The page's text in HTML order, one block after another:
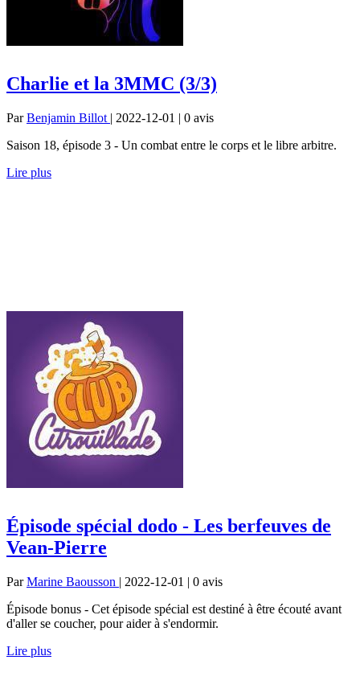
Charlie et la 3MMC (3/3)
ParBenjamin Billot | 2022-12-01 | 0 avis
Saison 18, épisode 3 - Un combat entre le corps et le libre arbitre.
Lire plus
Épisode spécial dodo - Les berfeuves de
Vean-Pierre
ParMarine Baousson | 2022-12-01 | 0 avis
Épisode bonus - Cet épisode spécial est destiné à être écouté avant
d'aller se coucher, pour aider à s'endormir.
Lire plus